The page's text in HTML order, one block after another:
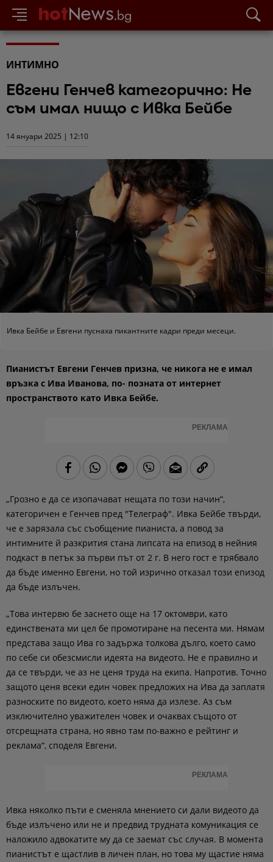
ИНТИМНО
Евгени Генчев категорично: Не
съм имал нищо с Ивка Бейбе
14 януари 2025 | 12:10
Ивка Бейбе и Евгени пуснаха пикантните кадри преди месеци.
Пианистът Евгени Генчев призна, че никога не е имал
връзка с Ива Иванова, по- позната от интернет
пространството като Ивка Бейбе.
РЕКЛАМА
„Грозно е да се изопачават нещата по този начин“,
категоричен е Генчев пред "Телеграф". Ивка Бейбе твърди,
че е зарязала със съобщение пианиста, а повод за
интимните й разкрития стана липсата на епизод в нейния
подкаст в петък за първи път от 2 г. В него гост е трябвало
да бъде именно Евгени, но той изрично отказал този епизод
да бъде излъчен.
„Това интервю бе заснето още на 17 октомври, като
единствената ми цел бе промотиране на песента ми. Нямам
представа защо Ива го задържа толкова дълго, което само
по себе си обезсмисли идеята на видеото. Не е правилно и
да се твърди, че аз не ценя труда на екипа. Напротив. Точно
защото ценя всеки един човек предложих на Ива да заплатя
разноските по видеото, което няма да излезе. Аз съм
изключително уважителен човек и очаквах същото от
отсрещната страна, но явно там по-важно е рейтинг и
реклама“, споделя Евгени.
РЕКЛАМА
Ивка няколко пъти е сменяла мнението си дали видеото да
бъде излъчено или не и предвид трудната комуникация се
наложило адвокатите му да се заемат със случая. В момента
пианистът е щастлив в личен план, но това му щастие няма